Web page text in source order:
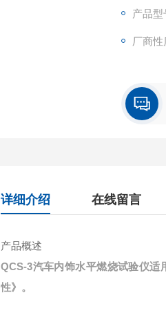
产品
厂商性
详细介绍 在线留言
产品概述
QCS-3汽车内饰水平燃烧试验仪适
性》。